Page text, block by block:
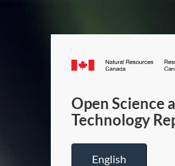
Open Science
Technology
English